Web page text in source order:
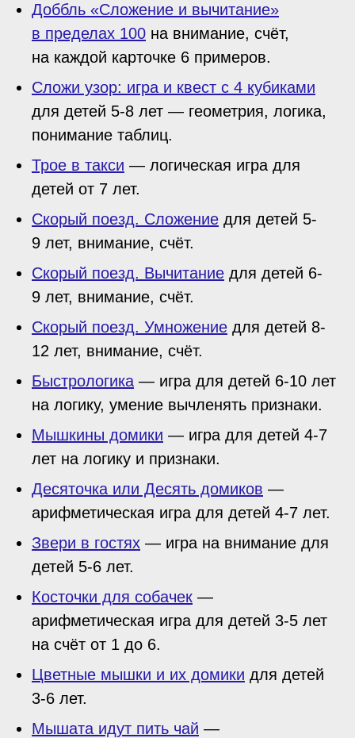
Доббль «Сложение и вычитание»
в пределах 100 на внимание, счёт,
на каждой карточке 6 примеров.
Сложи узор: игра и квест с 4 кубиками
для детей 5-8 лет — геометрия, логика,
понимание таблиц.
Трое в такси — логическая игра для
детей от 7 лет.
Скорый поезд. Сложение для детей 5-
9 лет, внимание, счёт.
Скорый поезд. Вычитание для детей 6-
9 лет, внимание, счёт.
Скорый поезд. Умножение для детей 8-
12 лет, внимание, счёт.
Быстрологика — игра для детей 6-10 лет
на логику, умение вычленять признаки.
Мышкины домики — игра для детей 4-7
лет на логику и признаки.
Десяточка или Десять домиков —
арифметическая игра для детей 4-7 лет.
Звери в гостях — игра на внимание для
детей 5-6 лет.
Косточки для собачек —
арифметическая игра для детей 3-5 лет
на счёт от 1 до 6.
Цветные мышки и их домики для детей
3-6 лет.
Мышата идут пить чай —